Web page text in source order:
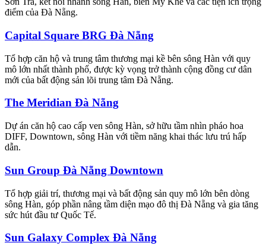
điểm của Đà Nẵng.
Capital Square BRG Đà Nẵng
Tổ hợp căn hộ và trung tâm thương mại kề bên sông Hàn với quy
mô lớn nhất thành phố, được kỳ vọng trở thành cộng đồng cư dân
mới của bất động sản lõi trung tâm Đà Nẵng.
The Meridian Đà Nẵng
Dự án căn hộ cao cấp ven sông Hàn, sở hữu tầm nhìn pháo hoa
DIFF, Downtown, sông Hàn với tiềm năng khai thác lưu trú hấp
dẫn.
Sun Group Đà Nẵng Downtown
Tổ hợp giải trí, thương mại và bất động sản quy mô lớn bên dòng
sông Hàn, góp phần nâng tầm diện mạo đô thị Đà Nẵng và gia tăng
sức hút đầu tư Quốc Tế.
Sun Galaxy Complex Đà Nẵng